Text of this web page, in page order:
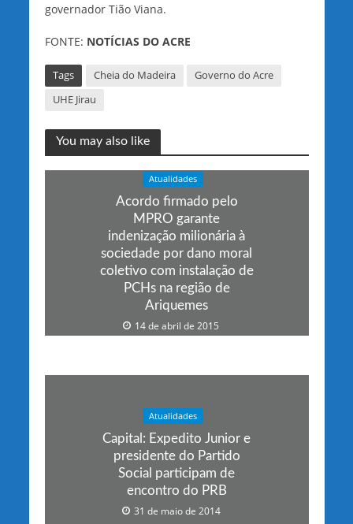
governador Tião Viana.
FONTE: NOTÍCIAS DO ACRE
Tags Cheia do Madeira
Governo do Acre
UHE Jirau
You may also like
Atualidades
Acordo firmado pelo
MPRO garante
indenização milionária à
sociedade por dano moral
coletivo com instalação de
PCHs na região de
Ariquemes
14 de abril de 2015
Atualidades
Capital: Expedito Junior e
presidente do Partido
Social participam de
encontro do PRB
31 de maio de 2014